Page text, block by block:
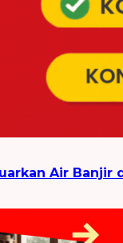
Air Banjir